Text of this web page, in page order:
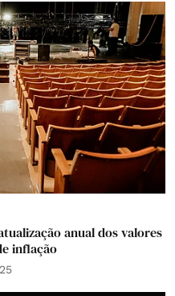
anual dos valores
inflação